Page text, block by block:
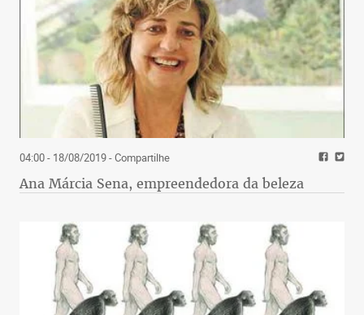
04:00 - 18/08/2019- Compartilhe
Ana Márcia Sena, empreendedora da beleza